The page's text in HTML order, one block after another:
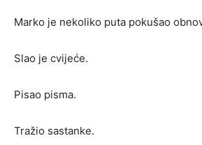
Marko je nekoliko puta pokušao
Slao je cvijeće.
Pisao pisma.
Tražio sastanke.